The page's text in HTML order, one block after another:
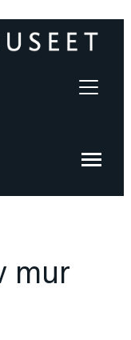
mur